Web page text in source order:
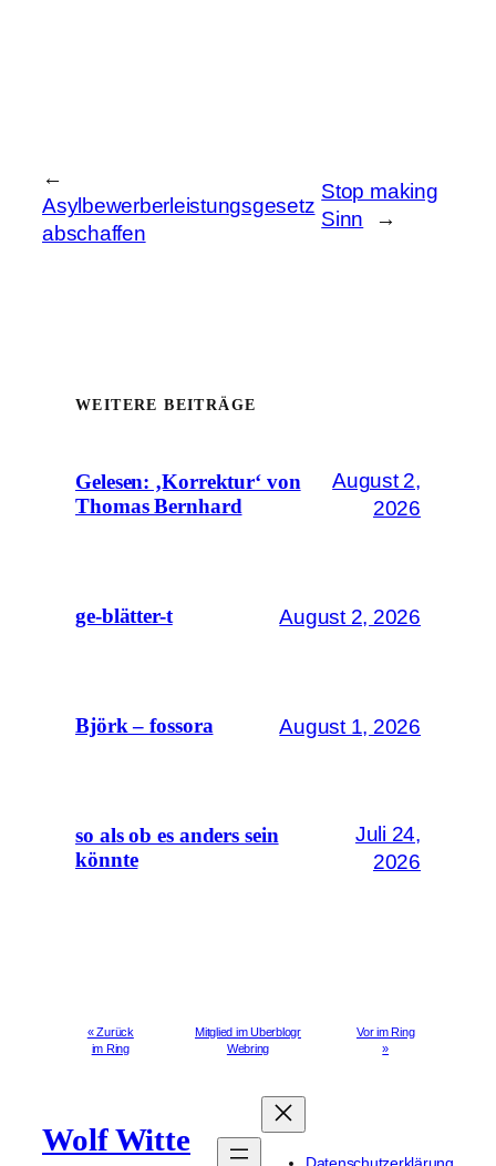
←
Asylbewerberleistungsgesetz
abschaffen
Stop making
Sinn
→
WEITERE BEITRÄGE
Gelesen: ‚Korrektur‘ von
Thomas Bernhard
August 2,
2026
ge-blätter-t August 2, 2026
Björk – fossora August 1, 2026
so als ob es anders sein
könnte
Juli 24,
2026
« Zurück
im Ring
Mitglied im Uberblogr
Webring
Vor im Ring
»
Wolf Witte